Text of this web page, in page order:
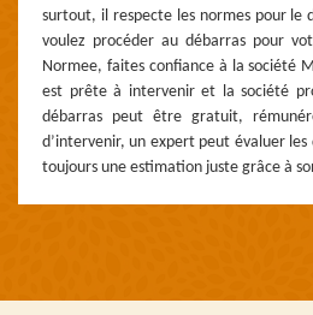
surtout, il respecte les normes pour le
voulez procéder au débarras pour
Normee, faites confiance à la société
est prête à intervenir et la société
débarras peut être gratuit,
d’intervenir, un expert peut évaluer
toujours une estimation juste grâce à